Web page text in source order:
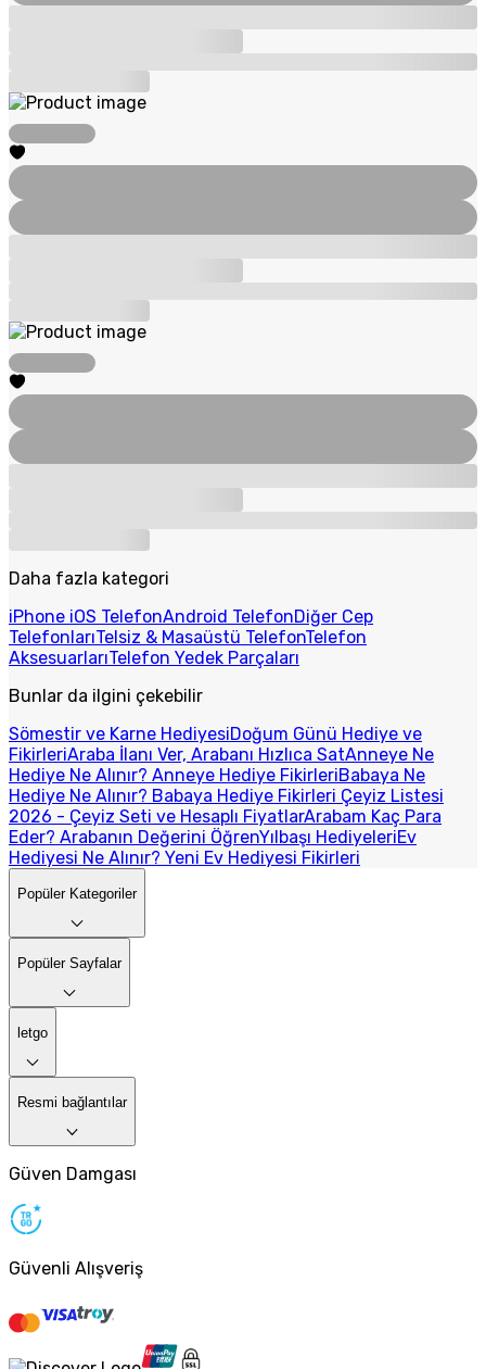
Daha fazla kategori
iPhone iOS TelefonAndroid TelefonDiğer Cep
TelefonlarıTelsiz & Masaüstü TelefonTelefon
AksesuarlarıTelefon Yedek Parçaları
Bunlar da ilgini çekebilir
Sömestir ve Karne HediyesiDoğum Günü Hediye ve
FikirleriAraba İlanı Ver, Arabanı Hızlıca SatAnneye Ne
Hediye Ne Alınır? Anneye Hediye FikirleriBabaya Ne
Hediye Ne Alınır? Babaya Hediye Fikirleri Çeyiz Listesi
2026 - Çeyiz Seti ve Hesaplı FiyatlarArabam Kaç Para
Eder? Arabanın Değerini ÖğrenYılbaşı HediyeleriEv
Hediyesi Ne Alınır? Yeni Ev Hediyesi Fikirleri
Popüler Kategoriler
Popüler Sayfalar
letgo
Resmi bağlantılar
Güven Damgası
Güvenli Alışveriş